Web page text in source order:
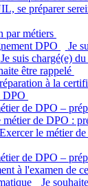
se préparer
par métiers
DPO
Je
Je suis chargé(e)
être rappelé
à la
DPO
de DPO –
métier de DPO :
Exercer le métier
de DPO –
à l'examen de
Je